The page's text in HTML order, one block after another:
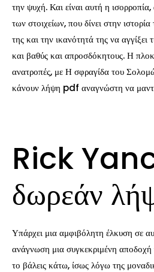
την ψυχή. Και είναι αυτή η
των στοιχείων, που δίνει στην
της και την ικανότητά της να αγγίξει
και βαθύς και απροσδόκητους. Η
ανατροπές, με Η σφραγίδα του
κάνουν λήψη pdf αναγνώστη να
Rick
δωρεάν
Υπάρχει μια αμφιβόλητη έλκυση σε
ανάγνωση μια συγκεκριμένη
το βάλεις κάτω, ίσως λόγω της